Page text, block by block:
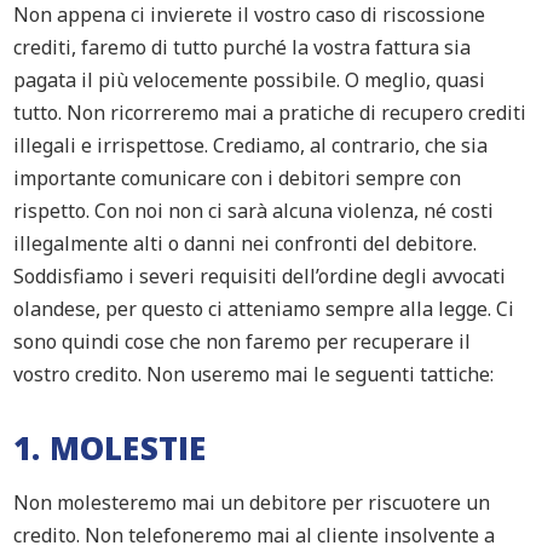
Non appena ci invierete il vostro caso di riscossione
crediti, faremo di tutto purché la vostra fattura sia
pagata il più velocemente possibile. O meglio, quasi
tutto. Non ricorreremo mai a pratiche di recupero crediti
illegali e irrispettose. Crediamo, al contrario, che sia
importante comunicare con i debitori sempre con
rispetto. Con noi non ci sarà alcuna violenza, né costi
illegalmente alti o danni nei confronti del debitore.
Soddisfiamo i severi requisiti dell’ordine degli avvocati
olandese, per questo ci atteniamo sempre alla legge. Ci
sono quindi cose che non faremo per recuperare il
vostro credito. Non useremo mai le seguenti tattiche:
1. MOLESTIE
Non molesteremo mai un debitore per riscuotere un
credito. Non telefoneremo mai al cliente insolvente a